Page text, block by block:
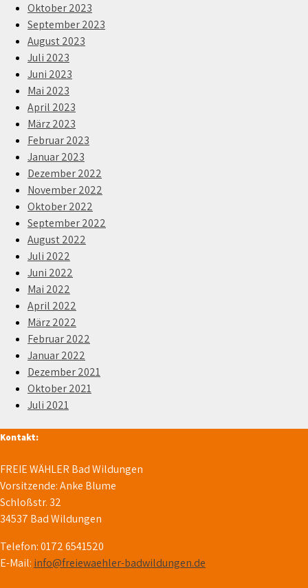
Oktober 2023
September 2023
August 2023
Juli 2023
Juni 2023
Mai 2023
April 2023
März 2023
Februar 2023
Januar 2023
Dezember 2022
November 2022
Oktober 2022
September 2022
August 2022
Juli 2022
Juni 2022
Mai 2022
April 2022
März 2022
Februar 2022
Januar 2022
Dezember 2021
Oktober 2021
Juli 2021
Kontakt:
FREIE WÄHLER Bad Wildungen
Vorsitzende: Anke Blume
Schloßstr. 32
34537 Bad Wildungen
Telefon: 0172 6541520
E-Mail: info@freiewaehler-badwildungen.de